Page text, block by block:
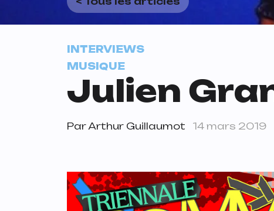
INTERVIEWS
MUSIQUE
Julien
ParArthur Guillaumot 14 mars 2019